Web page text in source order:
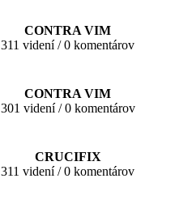
CONTRA VIM
311 videní / 0 komentárov
CONTRA VIM
301 videní / 0 komentárov
CRUCIFIX
311 videní / 0 komentárov